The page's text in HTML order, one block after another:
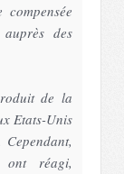
des
de la
Etats-Unis
ont réagi,